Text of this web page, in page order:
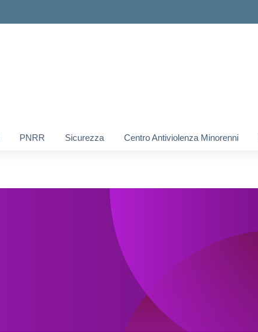
PNRR Sicurezza Centro Antiviolenza Minorenni